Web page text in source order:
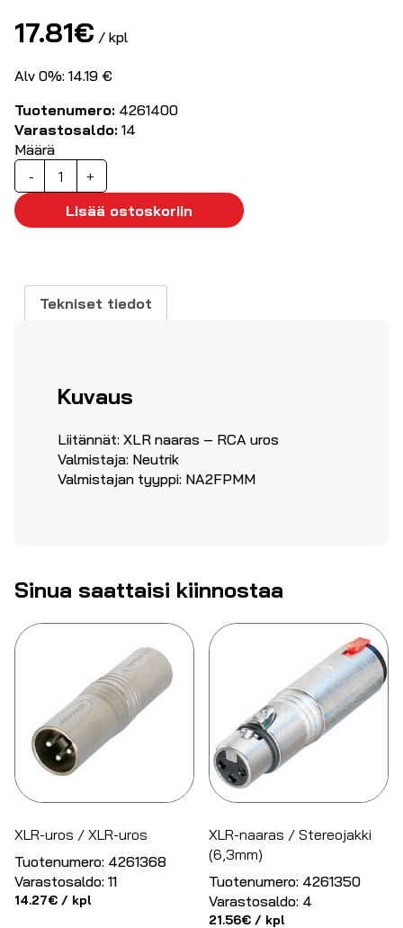
17.81€ / kpl
Alv 0%: 14.19 €
Tuotenumero: 4261400
Varastosaldo: 14
Määrä
-
XLR-
naaras
RCA-
+
Lisää ostoskoriin
Tekniset tiedot
Kuvaus
Liitännät: XLR naaras – RCA uros
Valmistaja: Neutrik
Valmistajan tyyppi: NA2FPMM
Sinua saattaisi kiinnostaa
XLR-uros / XLR-uros
Tuotenumero: 4261368
Varastosaldo: 11
14.27€ / kpl
XLR-naaras / Stereojakki
(6,3mm)
Tuotenumero: 4261350
Varastosaldo: 4
21.56€ / kpl